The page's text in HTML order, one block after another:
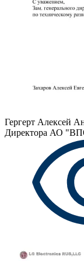
Гергерт Алексей
Директора АО